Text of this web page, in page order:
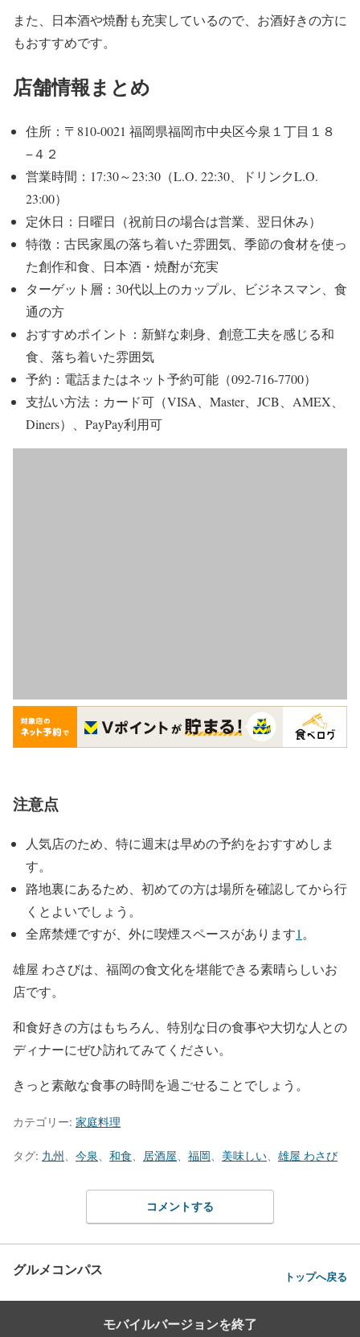
また、日本酒や焼酎も充実しているので、お酒好きの方に
もおすすめです。
店舗情報まとめ
住所：〒810-0021 福岡県福岡市中央区今泉１丁目１８
−４２
営業時間：17:30～23:30（L.O. 22:30、ドリンクL.O.
23:00）
定休日：日曜日（祝前日の場合は営業、翌日休み）
特徴：古民家風の落ち着いた雰囲気、季節の食材を使っ
た創作和食、日本酒・焼酎が充実
ターゲット層：30代以上のカップル、ビジネスマン、食
通の方
おすすめポイント：新鮮な刺身、創意工夫を感じる和
食、落ち着いた雰囲気
予約：電話またはネット予約可能（092-716-7700）
支払い方法：カード可（VISA、Master、JCB、AMEX、
Diners）、PayPay利用可
注意点
人気店のため、特に週末は早めの予約をおすすめしま
す。
路地裏にあるため、初めての方は場所を確認してから行
くとよいでしょう。
全席禁煙ですが、外に喫煙スペースがあります1 。
雄屋 わさびは、福岡の食文化を堪能できる素晴らしいお
店です。
和食好きの方はもちろん、特別な日の食事や大切な人との
ディナーにぜひ訪れてみてください。
きっと素敵な食事の時間を過ごせることでしょう。
カテゴリー: 家庭料理
タグ: 九州 今泉 和食 居酒屋 福岡 美味しい 雄屋 わさび
コメントする
グルメコンパス トップへ戻る
モバイルバージョンを終了